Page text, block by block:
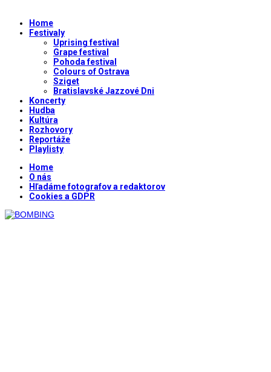
Home
Festivaly
Uprising festival
Grape festival
Pohoda festival
Colours of Ostrava
Sziget
Bratislavské Jazzové Dni
Koncerty
Hudba
Kultúra
Rozhovory
Reportáže
Playlisty
Home
O nás
Hľadáme fotografov a redaktorov
Cookies a GDPR